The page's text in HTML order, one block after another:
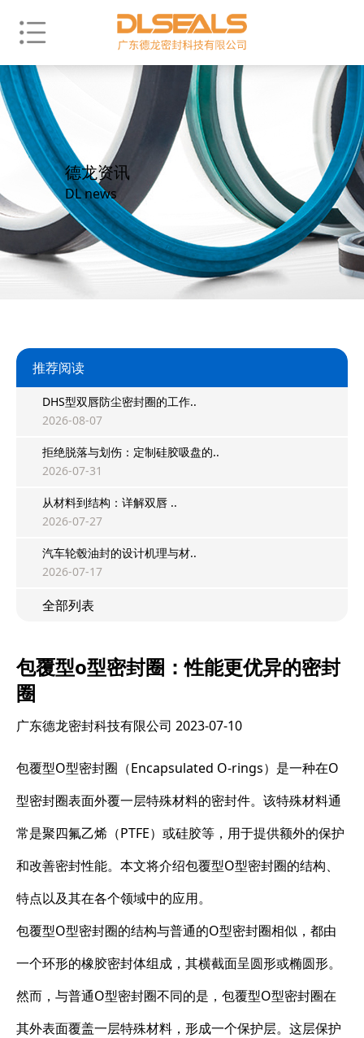
德龙资讯
DL news
推荐阅读
DHS型双唇防尘密封圈的工作..
2026-08-07
拒绝脱落与划伤：定制硅胶吸盘的..
2026-07-31
从材料到结构：详解双唇 ..
2026-07-27
汽车轮毂油封的设计机理与材..
2026-07-17
全部列表
包覆型o型密封圈：性能更优异的密封
圈
广东德龙密封科技有限公司 2023-07-10
包覆型O型密封圈（Encapsulated O-rings）是一种在O
型密封圈表面外覆一层特殊材料的密封件。该特殊材料通
常是聚四氟乙烯（PTFE）或硅胶等，用于提供额外的保护
和改善密封性能。本文将介绍包覆型O型密封圈的结构、
特点以及其在各个领域中的应用。
包覆型O型密封圈的结构与普通的O型密封圈相似，都由
一个环形的橡胶密封体组成，其横截面呈圆形或椭圆形。
然而，与普通O型密封圈不同的是，包覆型O型密封圈在
其外表面覆盖一层特殊材料，形成一个保护层。这层保护